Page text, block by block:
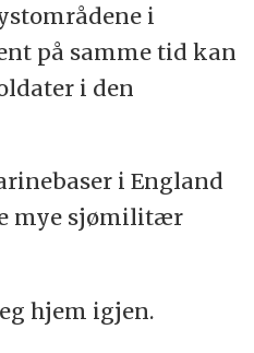
i
på samme tid kan
i den
i England
mye sjømilitær
hjem igjen.